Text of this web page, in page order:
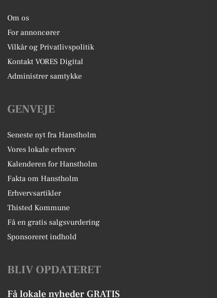
Om os
For annoncører
Vilkår og Privatlivspolitik
Kontakt VORES Digital
Administrer samtykke
GENVEJE
Seneste nyt fra Hanstholm
Vores lokale erhverv
Kalenderen for Hanstholm
Fakta om Hanstholm
Erhvervsartikler
Thisted Kommune
Få en gratis salgsvurdering
Sponsoreret indhold
BLIV OPDATERET
Få lokale nyheder GRATIS